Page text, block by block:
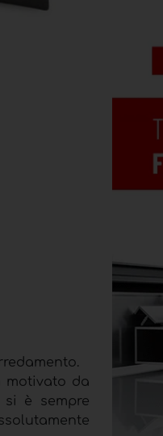
motivato da
è sempre